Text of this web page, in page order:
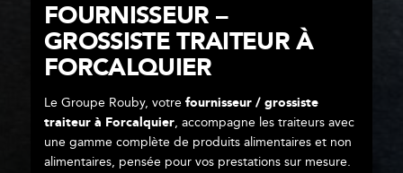
FOURNISSEUR –
GROSSISTE TRAITEUR À
FORCALQUIER
Le Groupe Rouby, votre fournisseur / grossiste
traiteur à Forcalquier, accompagne les traiteurs avec
une gamme complète de produits alimentaires et non
alimentaires, pensée pour vos prestations sur mesure.